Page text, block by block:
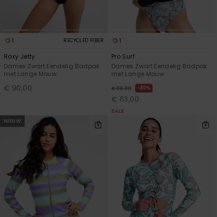
1 RECYCLED FIBER
Roxy Jetty
Dames Zwart Eendelig Badpak
met Lange Mouw
€ 90,00
1
Pro Surf
Dames Zwart Eendelig Badpak
met Lange Mouw
€ 90,00 30%
€ 63,00
SALE
NIEUW